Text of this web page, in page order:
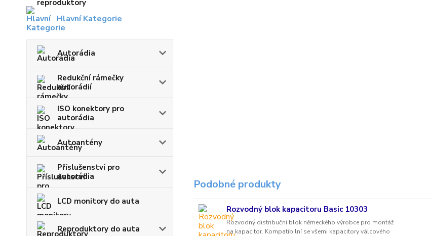
Hlavní Kategorie
Autorádia
Redukční rámečky
autorádií
ISO konektory pro
autorádia
Autoantény
Příslušenství pro
autorádia
LCD monitory do auta
Reproduktory do auta
Podobné produkty
Rozvodný blok kapacitoru Basic 10303
Rozvodný distribuční blok německého výrobce pro montáž
na kapacitor. Kompatibilní se všemi kapacitory válcového